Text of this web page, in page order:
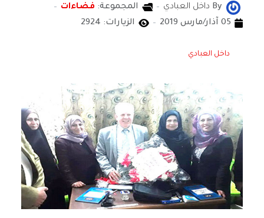
By داخل العبادي المجموعة: فضاءات
05 آذار/مارس 2019
الزيارات: 2924
داخل العبادي